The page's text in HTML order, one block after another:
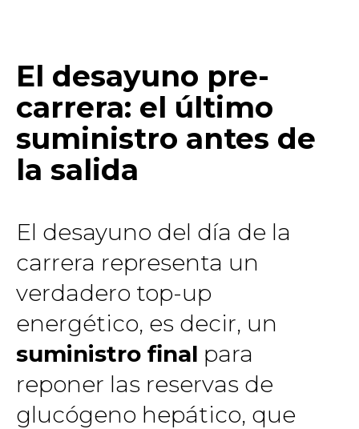
El desayuno pre-
carrera: el último
suministro antes de
la salida
El desayuno del día de la
carrera representa un
verdadero top-up
energético, es decir, un
suministro final para
reponer las reservas de
glucógeno hepático, que